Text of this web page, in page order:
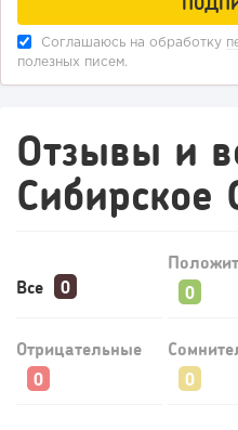
«Прибыль 20 млн в год, а я
интернет-магазине...
Соглашаюсь на обработку
полезных писем.
Отзывы и
Сибирское
Все
Отрицательные